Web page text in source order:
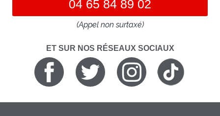
04 65 84 89 02
(Appel non surtaxé)
ET SUR NOS RÉSEAUX SOCIAUX